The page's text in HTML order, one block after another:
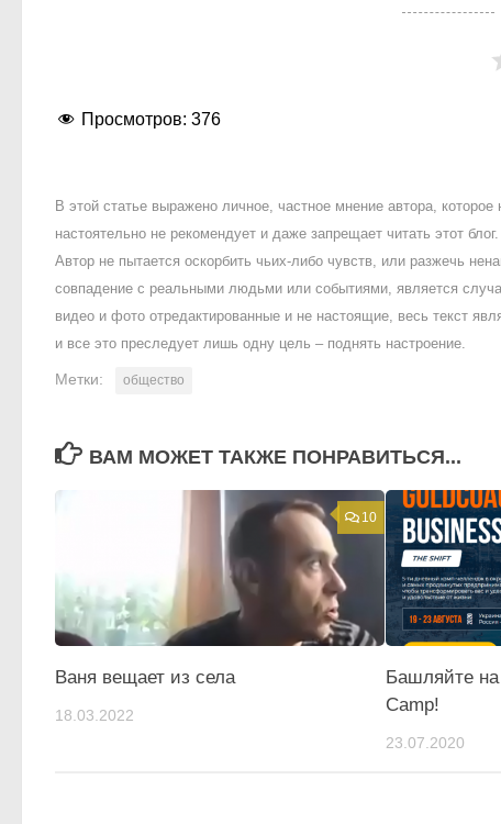
Просмотров: 376
В этой статье выражено личное, частное мнение автора,
настоятельно не рекомендует и даже запрещает читать этот
Автор не пытается оскорбить чьих-либо чувств, или разжечь
совпадение с реальными людьми или событиями, является
видео и фото отредактированные и не настоящие, весь текст
и все это преследует лишь одну цель – поднять настроение.
Метки: общество
ВАМ МОЖЕТ ТАКЖЕ ПОНРАВИТЬСЯ...
10
Ваня вещает из села
18.03.2022
Башляйте
Camp!
23.07.2020